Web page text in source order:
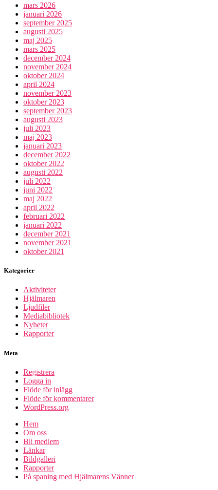
mars 2026
januari 2026
september 2025
augusti 2025
maj 2025
mars 2025
december 2024
november 2024
oktober 2024
april 2024
november 2023
oktober 2023
september 2023
augusti 2023
juli 2023
maj 2023
januari 2023
december 2022
oktober 2022
augusti 2022
juli 2022
juni 2022
maj 2022
april 2022
februari 2022
januari 2022
december 2021
november 2021
oktober 2021
Kategorier
Aktiviteter
Hjälmaren
Ljudfiler
Mediabibliotek
Nyheter
Rapporter
Meta
Registrera
Logga in
Flöde för inlägg
Flöde för kommentarer
WordPress.org
Hem
Om oss
Bli medlem
Länkar
Bildgalleri
Rapporter
På spaning med Hjälmarens Vänner